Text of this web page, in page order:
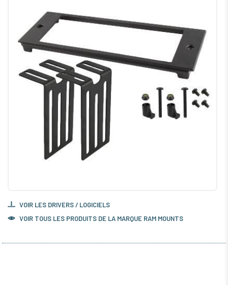
VOIR LES DRIVERS / LOGICIELS
VOIR TOUS LES PRODUITS DE LA MARQUE RAM MOUNTS